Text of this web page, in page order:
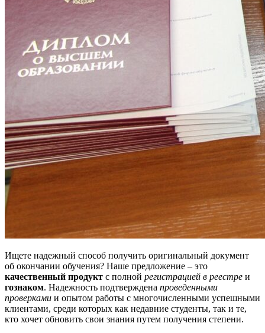
Ищете надежный способ получить оригинальный документ
об окончании обучения? Наше предложение – это
качественный продукт с полной регистрацией в реестре и
гознаком. Надежность подтверждена проведенными
проверками и опытом работы с многочисленными успешными
клиентами, среди которых как недавние студенты, так и те,
кто хочет обновить свои знания путем получения степени.